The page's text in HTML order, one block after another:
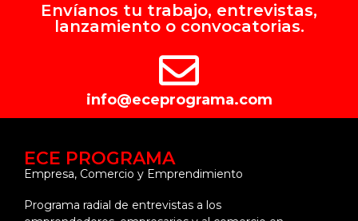
Envíanos tu trabajo, entrevistas,
lanzamiento o convocatorias.
info@eceprograma.com
ECE PROGRAMA
Empresa, Comercio y Emprendimiento
Programa radial de entrevistas a los